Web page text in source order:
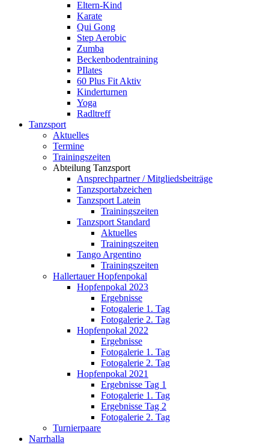
Eltern-Kind
Karate
Qui Gong
Step Aerobic
Zumba
Beckenbodentraining
PIlates
60 Plus Fit Aktiv
Kinderturnen
Yoga
Radltreff
Tanzsport
Aktuelles
Termine
Trainingszeiten
Abteilung Tanzsport
Ansprechpartner / Mitgliedsbeiträge
Tanzsportabzeichen
Tanzsport Latein
Trainingszeiten
Tanzsport Standard
Aktuelles
Trainingszeiten
Tango Argentino
Trainingszeiten
Hallertauer Hopfenpokal
Hopfenpokal 2023
Ergebnisse
Fotogalerie 1. Tag
Fotogalerie 2. Tag
Hopfenpokal 2022
Ergebnisse
Fotogalerie 1. Tag
Fotogalerie 2. Tag
Hopfenpokal 2021
Ergebnisse Tag 1
Fotogalerie 1. Tag
Ergebnisse Tag 2
Fotogalerie 2. Tag
Turnierpaare
Narrhalla